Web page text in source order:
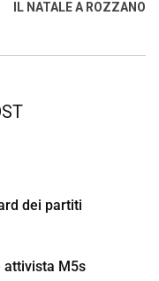
IL NATALE A ROZZANO
dei partiti
attivista M5s